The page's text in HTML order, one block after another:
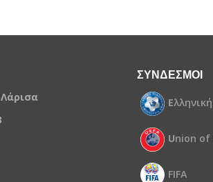
ΣΥΝΔΕΣΜΟΙ
Ελληνική
Union of
FIFA